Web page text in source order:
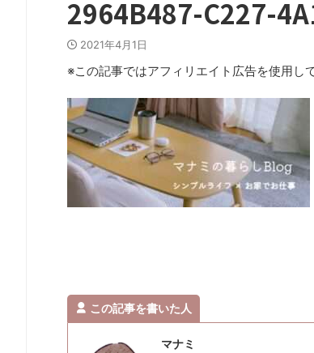
2964B487-C227-
2021年4月1日
※この記事ではアフィリエイト広告を使用し
この記事を書いた人
マナミ